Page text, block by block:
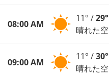
08:00 AM
11° /29°
晴れた空
09:00 AM
11° /30°
晴れた空